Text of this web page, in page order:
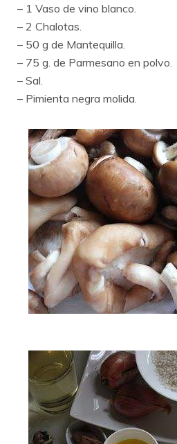
– 1 Vaso de vino blanco.
– 2 Chalotas.
– 50 g de Mantequilla.
– 75 g. de Parmesano en polvo.
– Sal.
– Pimienta negra molida.